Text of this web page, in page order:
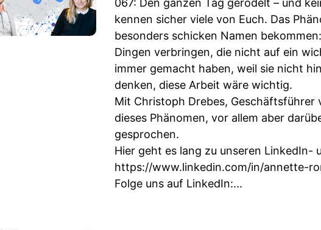
067: Den ganzen Tag gerödelt – und
kennen sicher viele von Euch. Das
besonders schicken Namen
Dingen verbringen, die nicht auf ein
immer gemacht haben, weil sie nicht
denken, diese Arbeit wäre wichtig.
Mit Christoph Drebes,
dieses Phänomen, vor allem aber
gesprochen.
Hier geht es lang zu unseren LinkedIn-
https://www.linkedin.com/in/annette-
Folge uns auf LinkedIn:...